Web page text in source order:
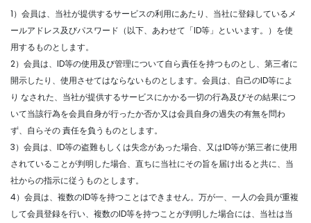
1）会員は、当社が提供するサービスの利用にあたり、当社に登録しているメ
ールアドレス及びパスワード（以下、あわせて「ID等」といいます。）を使
用するものとします。
2）会員は、ID等の使用及び管理について自ら責任を持つものとし、第三者に
開示したり、使用させてはならないものとします。会員は、自己のID等によ
り なされた、当社が提供するサービスにかかる一切の行為及びその結果につ
いて当該行為を会員自身が行ったか否か又は会員自身の過失の有無を問わ
ず、自らその 責任を負うものとします。
3）会員は、ID等の盗難もしくは失念があった場合、又はID等が第三者に使用
されていることが判明した場合、直ちに当社にその旨を届け出ると共に、当
社からの指示に従うものとします。
4）会員は、複数のID等を持つことはできません。万が一、一人の会員が重複
して会員登録を行い、複数のID等を持つことが判明した場合には、当社は当